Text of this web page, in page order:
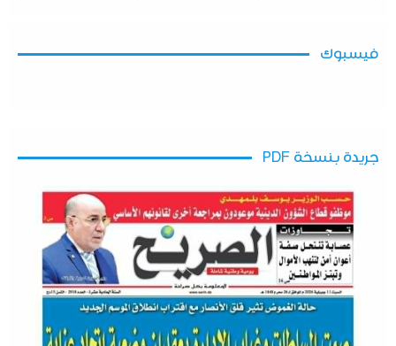
فيسبوك
جريدة بنسخة PDF